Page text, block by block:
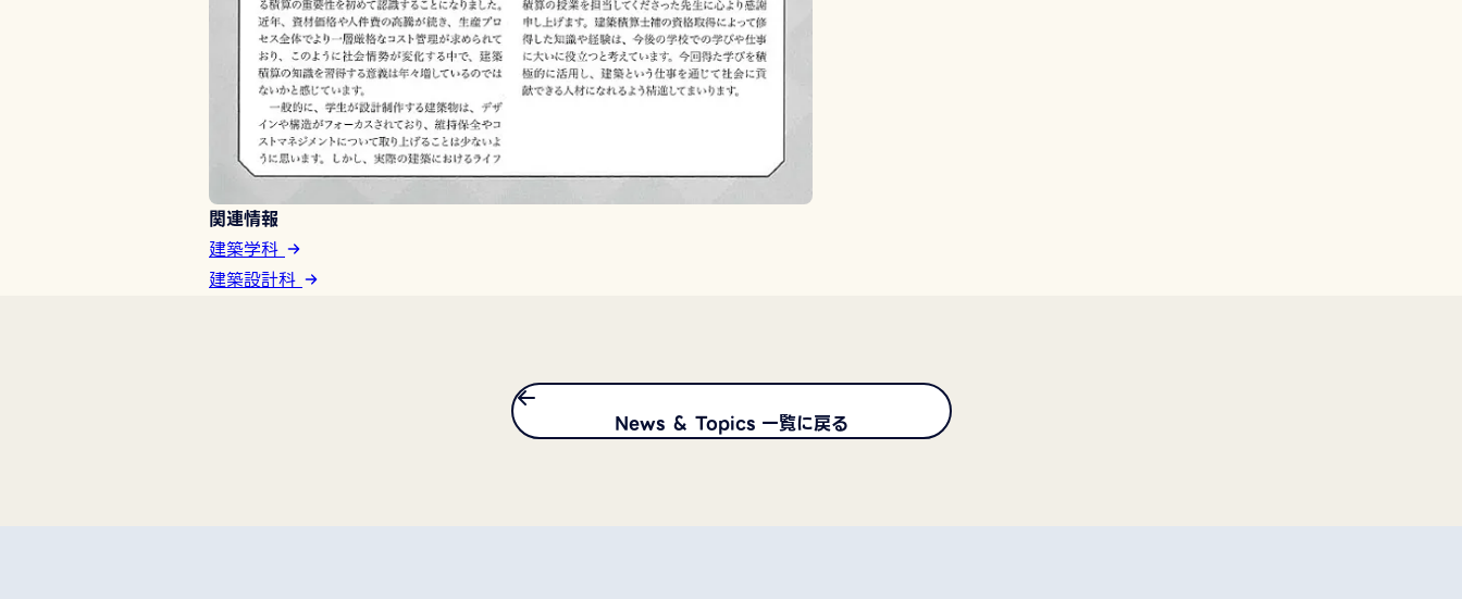
関連情報
建築学科
建築設計科
News ＆ Topics 一覧に戻る